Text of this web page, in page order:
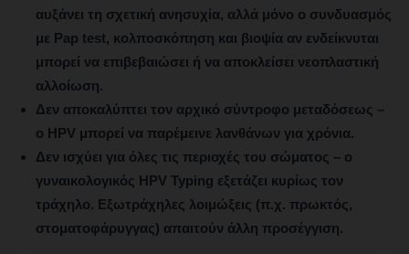
αυξάνει τη σχετική ανησυχία, αλλά μόνο ο συνδυασμός
με Pap test, κολποσκόπηση και βιοψία αν ενδείκνυται
μπορεί να επιβεβαιώσει ή να αποκλείσει νεοπλαστική
αλλοίωση.
Δεν αποκαλύπτει τον αρχικό σύντροφο μεταδόσεως –
ο HPV μπορεί να παρέμεινε λανθάνων για χρόνια.
Δεν ισχύει για όλες τις περιοχές του σώματος – ο
γυναικολογικός HPV Typing εξετάζει κυρίως τον
τράχηλο. Εξωτράχηλες λοιμώξεις (π.χ. πρωκτός,
στοματοφάρυγγας) απαιτούν άλλη προσέγγιση.